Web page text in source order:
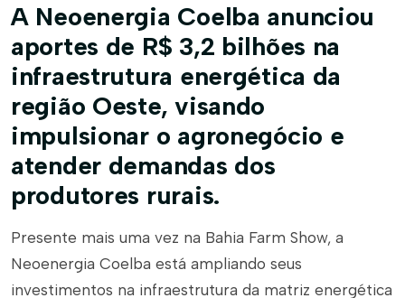
A Neoenergia Coelba anunciou
aportes de R$ 3,2 bilhões na
infraestrutura energética da
região Oeste, visando
impulsionar o agronegócio e
atender demandas dos
produtores rurais.
Presente mais uma vez na Bahia Farm Show, a
Neoenergia Coelba está ampliando seus
investimentos na infraestrutura da matriz energética